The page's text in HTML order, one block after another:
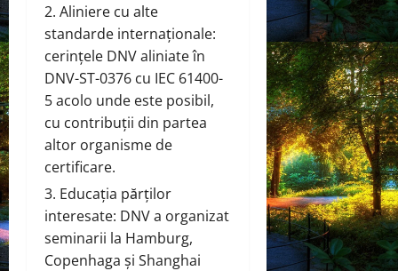
Aliniere cu alte
standarde internaționale:
cerințele DNV aliniate în
DNV-ST-0376 cu IEC 61400-
5 acolo unde este posibil,
cu contribuții din partea
altor organisme de
certificare.
Educația părților
interesate: DNV a organizat
seminarii la Hamburg,
Copenhaga și Shanghai